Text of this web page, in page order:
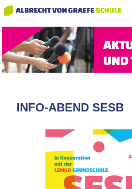
INFO-ABEND SESB